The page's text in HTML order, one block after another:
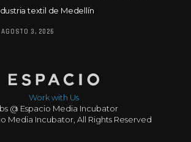
textil de Medellín
3, 2026
Work with Us
@ Espacio Media Incubator
Media Incubator, All Rights Reserved